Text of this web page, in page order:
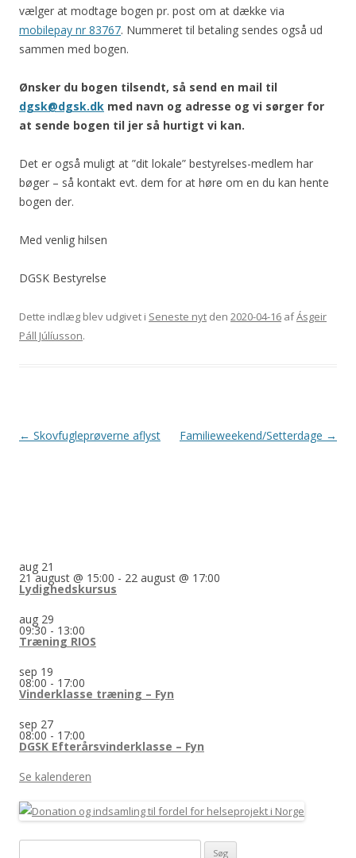
vælger at modtage bogen pr. post om at dække via
mobilepay nr 83767. Nummeret til betaling sendes også ud
sammen med bogen.
Ønsker du bogen tilsendt, så send en mail til
dgsk@dgsk.dk med navn og adresse og vi sørger for
at sende bogen til jer så hurtigt vi kan.
Det er også muligt at ”dit lokale” bestyrelses-medlem har
bøger – så kontakt evt. dem for at høre om en du kan hente
bogen der.
Med venlig hilsen
DGSK Bestyrelse
Dette indlæg blev udgivet i Seneste nyt den 2020-04-16 afÁsgeir
Páll Júlíusson.
Indlægsnavigation
← Skovfugleprøverne aflyst Familieweekend/Setterdage →
aug 21
21 august @ 15:00 - 22 august @ 17:00
Lydighedskursus
aug 29
09:30 - 13:00
Træning RIOS
sep 19
08:00 - 17:00
Vinderklasse træning – Fyn
sep 27
08:00 - 17:00
DGSK Efterårsvinderklasse – Fyn
Se kalenderen